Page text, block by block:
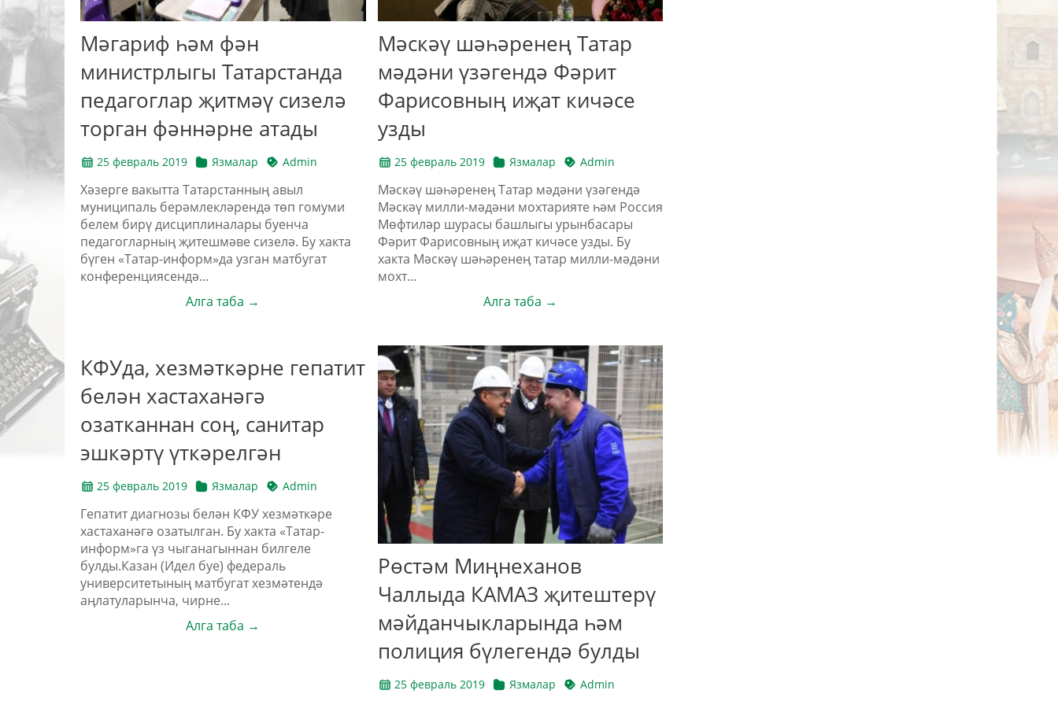
Мәгариф һәм фән
министрлыгы Татарстанда
педагоглар җитмәү сизелә
торган фәннәрне атады
25 февраль 2019 Язмалар Admin
Хәзерге вакытта Татарстанның авыл
муниципаль берәмлекләрендә төп гомуми
белем бирү дисциплиналары буенча
педагогларның җитешмәве сизелә. Бу хакта
бүген «Татар-информ»да узган матбугат
конференциясендә...
Алга таба →
Мәскәү шәһәренең Татар
мәдәни үзәгендә Фәрит
Фарисовның иҗат кичәсе
узды
25 февраль 2019 Язмалар Admin
Мәскәү шәһәренең Татар мәдәни үзәгендә
Мәскәү милли-мәдәни мохтарияте һәм Россия
Мөфтиләр шурасы башлыгы урынбасары
Фәрит Фарисовның иҗат кичәсе узды. Бу
хакта Мәскәү шәһәренең татар милли-мәдәни
мохт...
Алга таба →
КФУда, хезмәткәрне гепатит
белән хастаханәгә
озатканнан соң, санитар
эшкәртү үткәрелгән
25 февраль 2019 Язмалар Admin
Гепатит диагнозы белән КФУ хезмәткәре
хастаханәгә озатылган. Бу хакта «Татар-
информ»га үз чыганагыннан билгеле
булды.Казан (Идел буе) федераль
университетының матбугат хезмәтендә
аңлатуларынча, чирне...
Алга таба →
Рөстәм Миңнеханов
Чаллыда КАМАЗ җитештерү
мәйданчыкларында һәм
полиция бүлегендә булды
25 февраль 2019 Язмалар Admin